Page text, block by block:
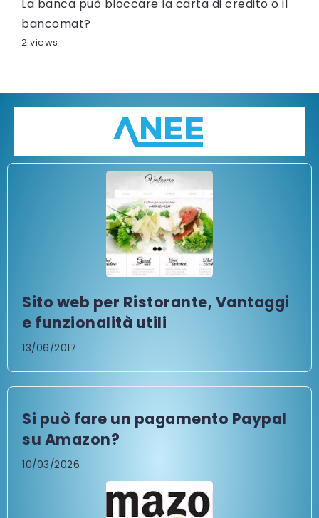
La banca può bloccare la carta di credito o il
bancomat?
2 views
Sito web per Ristorante, Vantaggi
e funzionalità utili
13/06/2017
Si può fare un pagamento Paypal
su Amazon?
10/03/2026